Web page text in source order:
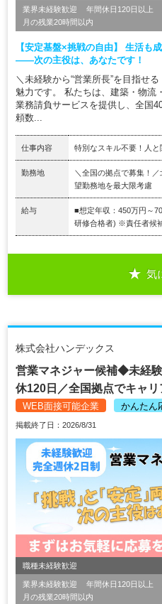
業界未経験歓迎 年間休日120日以上
月の残業20時間以内
【安定基盤×挑戦の自由】 生活も
——次の主役は、あなたです！
＼未経験から“営業所長”を目指せ
魅力です。 私たちは、建築・物流
業務請負サービスを提供し、全国
頼数...
仕事内容 特別なスキル不要！人と
勤務地
＼全国の拠点で募集！
望勤務地を最大限考慮
給与
■想定年収：450万円～
研修合格者) ※責任者候補
気
株式会社ハンデックス
営業マネジャー候補◆未経
休120日／全国拠点でキャ
WEB面接可能企業
かんたん
掲載終了日：2026/8/31
職種未経験歓迎
業界未経験歓迎 年間休日120日以上
月の残業20時間以内